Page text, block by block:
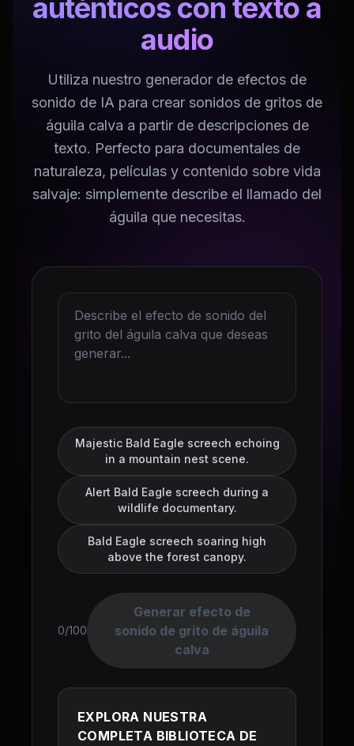
auténticos con texto a
audio
Utiliza nuestro generador de efectos de
sonido de IA para crear sonidos de gritos de
águila calva a partir de descripciones de
texto. Perfecto para documentales de
naturaleza, películas y contenido sobre vida
salvaje: simplemente describe el llamado del
águila que necesitas.
Majestic Bald Eagle screech echoing
in a mountain nest scene.
Alert Bald Eagle screech during a
wildlife documentary.
Bald Eagle screech soaring high
above the forest canopy.
0/100
Generar efecto de
sonido de grito de águila
calva
EXPLORA NUESTRA
COMPLETA BIBLIOTECA DE